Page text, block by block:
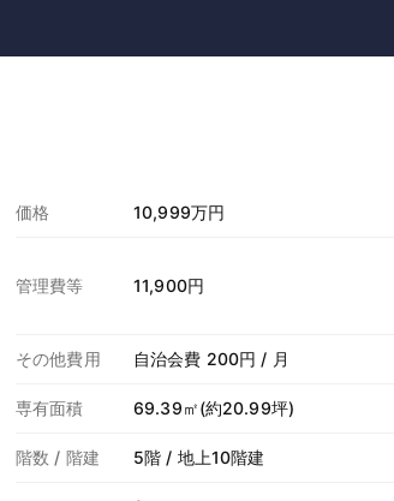
価格 10,999万円
管理費等 11,900円
その他費用 自治会費 200円 / 月
専有面積 69.39㎡(約20.99坪)
階数 / 階建 5階 / 地上10階建